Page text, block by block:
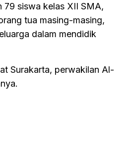
79 siswa kelas XII SMA,
tua masing-masing,
dalam mendidik
Surakarta, perwakilan Al-